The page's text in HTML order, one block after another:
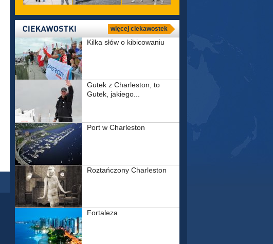
więcej ciekawostek
Kilka słów o kibicowaniu
Gutek z Charleston, to
Gutek, jakiego...
Port w Charleston
Roztańczony Charleston
Fortaleza